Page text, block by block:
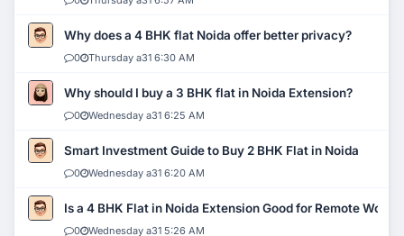
Why does a 4 BHK flat Noida offer better privacy?
0 Thursday a31 6:30 AM
Why should I buy a 3 BHK flat in Noida Extension?
0 Wednesday a31 6:25 AM
Smart Investment Guide to Buy 2 BHK Flat in Noida
0 Wednesday a31 6:20 AM
Is a 4 BHK Flat in Noida Extension Good for Remote Work?
0 Wednesday a31 5:26 AM